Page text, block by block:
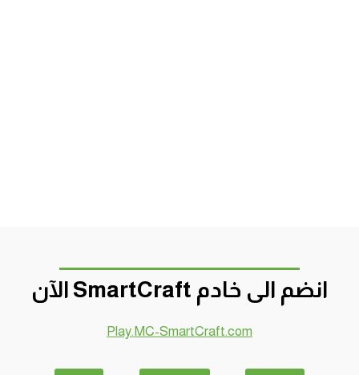
انضم الى خادم SmartCraft الآن
Play.MC-SmartCraft.com